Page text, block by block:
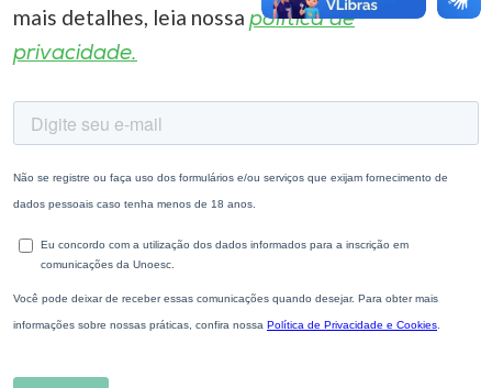
mais detalhes, leia nossa política de
privacidade.